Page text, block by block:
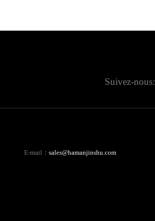
Suivez-nous:
E-mail： sales@hamanjinshu.com